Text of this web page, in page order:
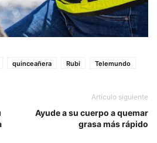
quinceañera Rubi Telemundo
Artículo siguiente
Ayude a su cuerpo a quemar
grasa más rápido